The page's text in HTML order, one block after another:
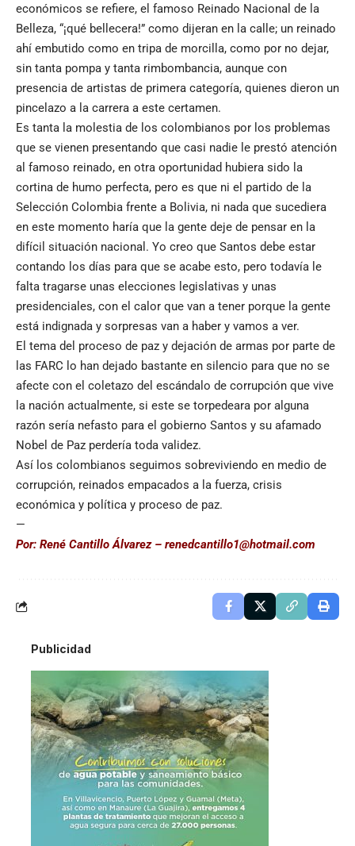
económicos se refiere, el famoso Reinado Nacional de la
Belleza, “¡qué bellecera!” como dijeran en la calle; un reinado
ahí embutido como en tripa de morcilla, como por no dejar,
sin tanta pompa y tanta rimbombancia, aunque con
presencia de artistas de primera categoría, quienes dieron un
pincelazo a la carrera a este certamen.
Es tanta la molestia de los colombianos por los problemas
que se vienen presentando que casi nadie le prestó atención
al famoso reinado, en otra oportunidad hubiera sido la
cortina de humo perfecta, pero es que ni el partido de la
Selección Colombia frente a Bolivia, ni nada que sucediera
en este momento haría que la gente deje de pensar en la
difícil situación nacional. Yo creo que Santos debe estar
contando los días para que se acabe esto, pero todavía le
falta tragarse unas elecciones legislativas y unas
presidenciales, con el calor que van a tener porque la gente
está indignada y sorpresas van a haber y vamos a ver.
El tema del proceso de paz y dejación de armas por parte de
las FARC lo han dejado bastante en silencio para que no se
afecte con el coletazo del escándalo de corrupción que vive
la nación actualmente, si este se torpedeara por alguna
razón sería nefasto para el gobierno Santos y su afamado
Nobel de Paz perdería toda validez.
Así los colombianos seguimos sobreviviendo en medio de
corrupción, reinados empacados a la fuerza, crisis
económica y política y proceso de paz.
—
Por: René Cantillo Álvarez – renedcantillo1@hotmail.com
Publicidad